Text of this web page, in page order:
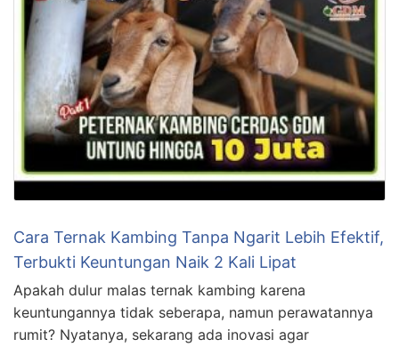
Cara Ternak Kambing Tanpa Ngarit Lebih Efektif,
Terbukti Keuntungan Naik 2 Kali Lipat
Apakah dulur malas ternak kambing karena
keuntungannya tidak seberapa, namun perawatannya
rumit? Nyatanya, sekarang ada inovasi agar